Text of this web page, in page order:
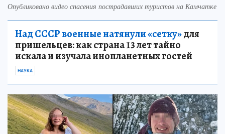
Опубликовано видео спасения пострадавших туристов на Камчатке
Над СССР военные натянули «сетку»для
пришельцев: как страна 13 лет тайно
искала и изучала инопланетных гостей
НАУКА